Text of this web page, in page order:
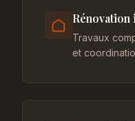
Travaux
et